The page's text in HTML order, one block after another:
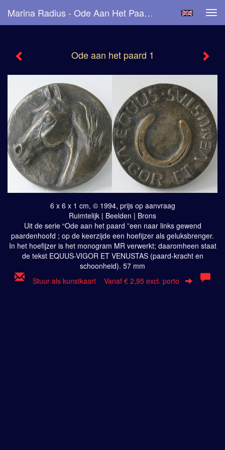
Marina Radius - Ode Aan Het Paard 1
Ode aan het paard 1
6 x 6 x 1 cm, © 1994, prijs op aanvraag
Ruimtelijk | Beelden | Brons
Uit de serie “Ode aan het paard ”een naar links gewend
paardenhoofd ; op de keerzijde een hoefijzer als geluksbrenger.
In het hoefijzer is het monogram MR verwerkt; daaromheen staat
de tekst EQUUS-VIGOR ET VENUSTAS (paard-kracht en
schoonheid). 57 mm
Stuur als kunstkaart Vanaf € 2,95 excl. porto